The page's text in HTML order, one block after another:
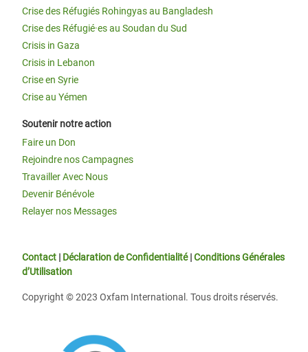
Crise des Réfugiés Rohingyas au Bangladesh
Crise des Réfugié·es au Soudan du Sud
Crisis in Gaza
Crisis in Lebanon
Crise en Syrie
Crise au Yémen
Soutenir notre action
Faire un Don
Rejoindre nos Campagnes
Travailler Avec Nous
Devenir Bénévole
Relayer nos Messages
Contact | Déclaration de Confidentialité|Conditions Générales
d’Utilisation
Copyright © 2023 Oxfam International. Tous droits réservés.